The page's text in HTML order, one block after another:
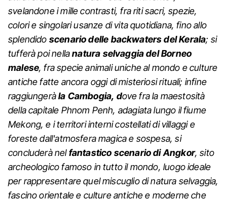
svelandone i mille contrasti, fra riti sacri, spezie,
colori e singolari usanze di vita quotidiana, fino allo
splendido scenario delle backwaters del Kerala; si
tufferà poi nellanatura selvaggia del Borneo
malese, fra specie animali uniche al mondo e culture
antiche fatte ancora oggi di misteriosi rituali; infine
raggiungeràla Cambogia, dove fra la maestosità
della capitale Phnom Penh, adagiata lungo il fiume
Mekong, e i territori interni costellati di villaggi e
foreste dall'atmosfera magica e sospesa, si
concluderà nelfantastico scenario di Angkor, sito
archeologico famoso in tutto il mondo, luogo ideale
per rappresentare quel miscuglio di natura selvaggia,
fascino orientale e culture antiche e moderne che